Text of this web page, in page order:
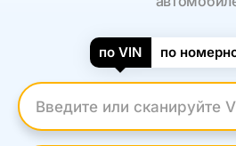
по VIN по
Введите VIN